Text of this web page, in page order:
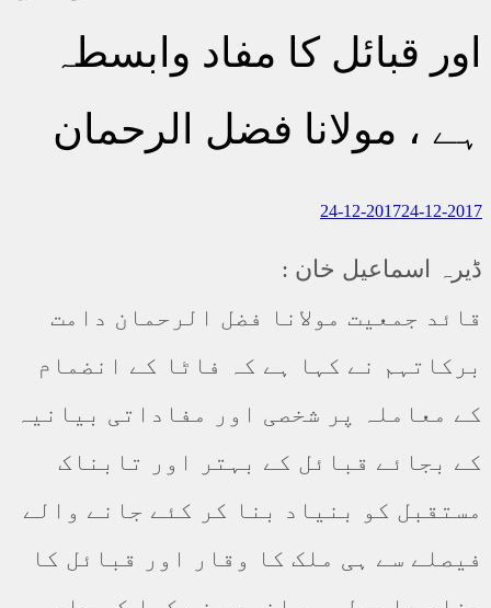
اور قبائل کا مفاد وابسطہ
ہے ، مولانا فضل الرحمان
24-12-201724-12-2017
ڈیرہ اسماعیل خان :
قائد جمعیت مولانا فضل الرحمان دامت
برکاتہم نے کہا ہے کہ فاٹا کے انضمام
کے معاملہ پر شخصی اور مفاداتی بیانیہ
کے بجائے قبائل کے بہتر اور تابناک
مستقبل کو بنیاد بنا کر کئے جانے والے
فیصلے سے ہی ملک کا وقار اور قبائل کا